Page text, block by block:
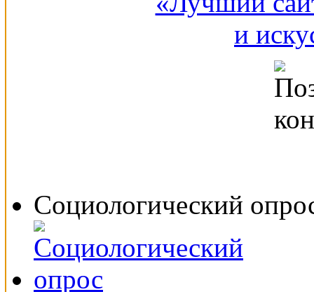
Социологический